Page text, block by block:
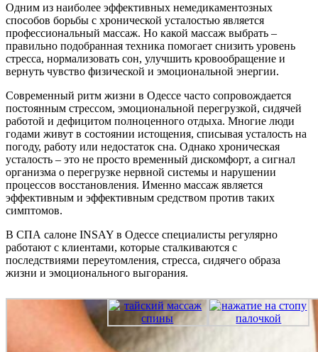
Одним из наиболее эффективных немедикаментозных
способов борьбы с хронической усталостью является
профессиональный массаж. Но какой массаж выбрать –
правильно подобранная техника помогает снизить уровень
стресса, нормализовать сон, улучшить кровообращение и
вернуть чувство физической и эмоциональной энергии.
Современный ритм жизни в Одессе часто сопровождается
постоянным стрессом, эмоциональной перегрузкой, сидячей
работой и дефицитом полноценного отдыха. Многие люди
годами живут в состоянии истощения, списывая усталость на
погоду, работу или недостаток сна. Однако хроническая
усталость – это не просто временный дискомфорт, а сигнал
организма о перегрузке нервной системы и нарушении
процессов восстановления. Именно массаж является
эффективным и эффективным средством против таких
симптомов.
В СПА салоне INSAY в Одессе специалисты регулярно
работают с клиентами, которые сталкиваются с
последствиями переутомления, стресса, сидячего образа
жизни и эмоционального выгорания.